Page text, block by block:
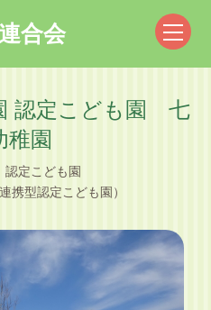
合会
認定こども園 七
稚園
認定こども園
連携型認定こども園）